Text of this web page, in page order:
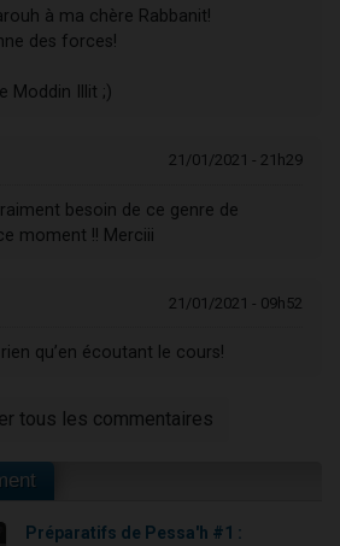
à ma chère Rabbanit!
des forces!
Moddin Illit ;)
21/01/2021 - 21h29
besoin de ce genre de
moment !! Merciii
21/01/2021 - 09h52
qu’en écoutant le cours!
tous les commentaires
Préparatifs de Pessa'h #1 :